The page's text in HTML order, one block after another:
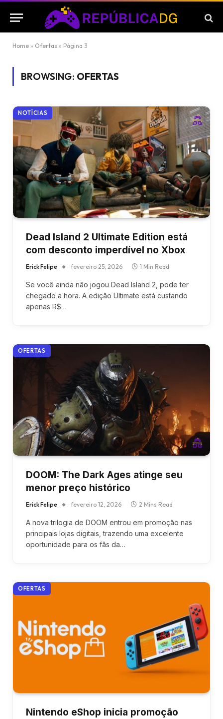
Home » Ofertas » Página 3
BROWSING: OFERTAS
NOTÍCIAS
Dead Island 2 Ultimate Edition está
com desconto imperdível no Xbox
Erick Felipe fevereiro 25, 2026 1 Min Read
Se você ainda não jogou Dead Island 2, pode ter
chegado a hora. A edição Ultimate está custando
apenas R$…
OFERTAS
DOOM: The Dark Ages atinge seu
menor preço histórico
Erick Felipe fevereiro 12, 2026 2 Mins Read
A nova trilogia de DOOM entrou em promoção nas
principais lojas digitais, trazendo uma excelente
oportunidade para os fãs da…
OFERTAS
Nintendo eShop inicia promoção